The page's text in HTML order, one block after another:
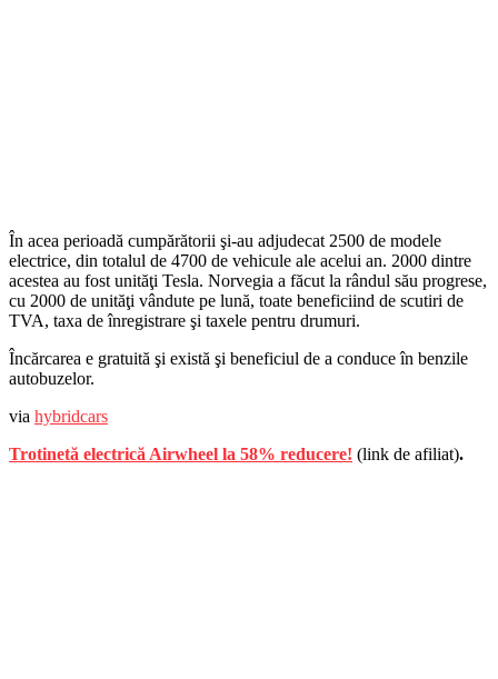
În acea perioadă cumpărătorii şi-au adjudecat 2500 de modele
electrice, din totalul de 4700 de vehicule ale acelui an. 2000 dintre
acestea au fost unităţi Tesla. Norvegia a făcut la rândul său progrese,
cu 2000 de unităţi vândute pe lună, toate beneficiind de scutiri de
TVA, taxa de înregistrare şi taxele pentru drumuri.
Încărcarea e gratuită şi există şi beneficiul de a conduce în benzile
autobuzelor.
via hybridcars
Trotinetă electrică Airwheel la 58% reducere! (link de afiliat).